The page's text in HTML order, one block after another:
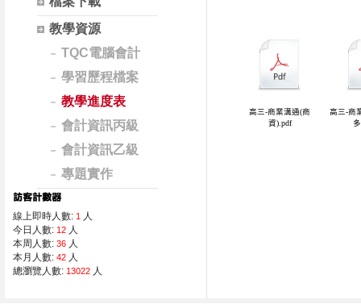
教學資源
TQC電腦會計
學習歷程檔案
教學進度表
會計資訊丙級
會計資訊乙級
專題實作
線上即時人數: 1 人
今日人數: 12 人
本周人數: 36 人
本月人數: 42 人
總瀏覽人數: 13022 人